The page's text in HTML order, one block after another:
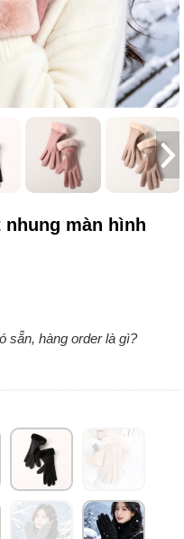
màn hình
sẵn, hàng order là gì?